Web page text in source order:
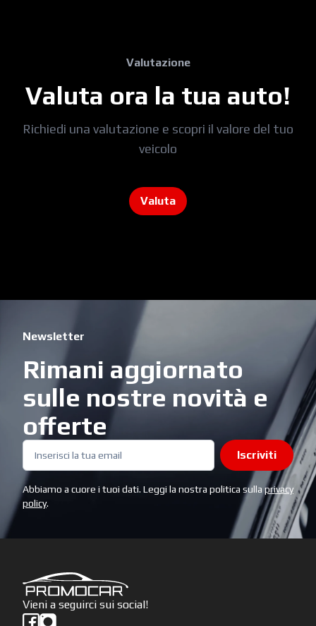
Valutazione
Valuta ora la tua auto!
Richiedi una valutazione e scopri il valore del tuo
veicolo
Valuta
Newsletter
Rimani aggiornato
sulle nostre novità e
offerte
Iscriviti
Abbiamo a cuore i tuoi dati. Leggi la nostra politica sullaprivacy
policy.
Vieni a seguirci sui social!